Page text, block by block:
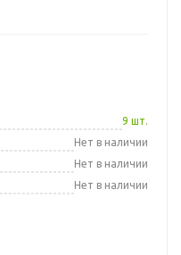
9 шт.
Нет в наличии
Нет в наличии
Нет в наличии